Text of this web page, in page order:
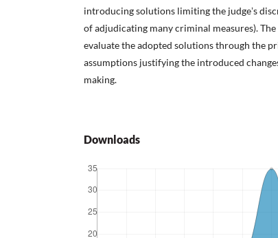
introducing solutions limiting the judgeʼs
of adjudicating many criminal measures).
evaluate the adopted solutions through the
assumptions justifying the introduced
making.
Downloads